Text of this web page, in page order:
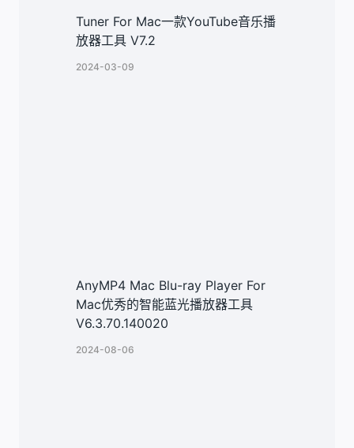
Tuner For Mac一款YouTube音乐播
放器工具 V7.2
2024-03-09
AnyMP4 Mac Blu-ray Player For
Mac优秀的智能蓝光播放器工具
V6.3.70.140020
2024-08-06